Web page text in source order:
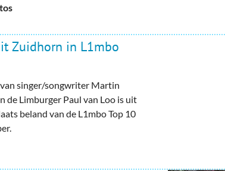
Zuidhorn in L1mbo
singer/songwriter Martin
de Limburger Paul van Loo is uit
beland van de L1mbo Top 10